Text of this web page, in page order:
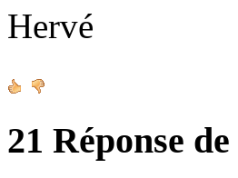
Hervé
21 Réponse de